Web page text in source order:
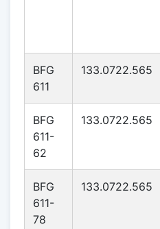
BFG
611
133.0722.565
BFG
611-
62
133.0722.565
BFG
611-
78
133.0722.565